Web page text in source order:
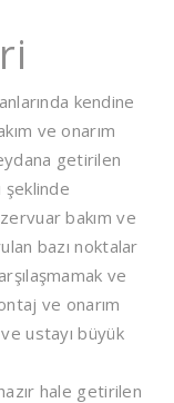
kendine
ve onarım
getirilen
şeklinde
bakım ve
bazı noktalar
ve
ve onarım
ustayı büyük
hale getirilen